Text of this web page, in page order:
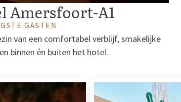
Amersfoort-A1
GASTEN
van een comfortabel verblijf, smakelijke
binnen én buiten het hotel.